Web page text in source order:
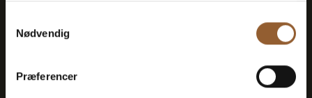
Nødvendig
Præferencer
699 DKK